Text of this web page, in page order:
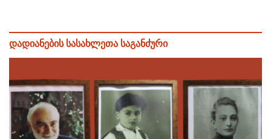
დადიანების სასახლეთა საგანძური